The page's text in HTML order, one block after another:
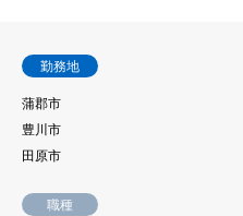
勤務地
蒲郡市
豊川市
田原市
職種